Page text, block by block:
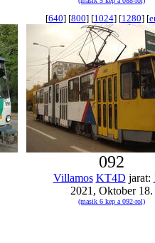
[640] [800] [1024] [1280] [
092
Villamos KT4D jarat:
2021, Oktober 18.
(masik 6 kep a 092-rol)